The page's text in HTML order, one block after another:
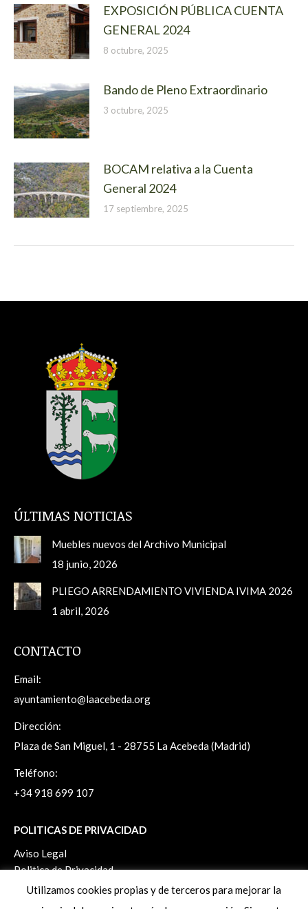
EXPOSICIÓN PÚBLICA CUENTA
GENERAL 2024
8 octubre, 2025
Bando de Pleno Extraordinario
3 octubre, 2025
BOCAM relativa a la Cuenta
General 2024
17 septiembre, 2025
ÚLTIMAS NOTICIAS
Muebles nuevos del Archivo Municipal
18 junio, 2026
PLIEGO ARRENDAMIENTO VIVIENDA IVIMA 2026
1 abril, 2026
CONTACTO
Email:
ayuntamiento@laacebeda.org
Dirección:
Plaza de San Miguel, 1 - 28755 La Acebeda (Madrid)
Teléfono:
+34 918 699 107
POLITICAS DE PRIVACIDAD
Aviso Legal
Politica de Privacidad
Politica de Cookies
Utilizamos cookies propias y de terceros para mejorar la